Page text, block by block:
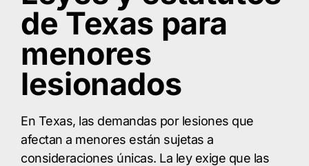
de Texas para
menores
lesionados
En Texas, las demandas por lesiones que
afectan a menores están sujetas a
consideraciones únicas. La ley exige que las